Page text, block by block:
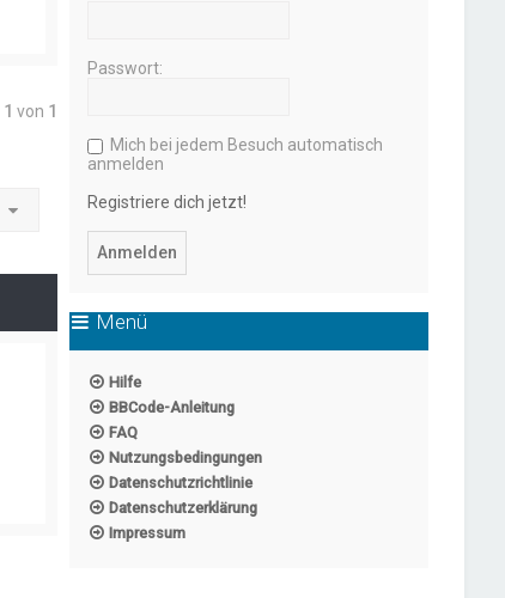
1 von 1
Passwort:
Mich bei jedem Besuch automatisch
anmelden
Registriere dich jetzt!
Menü
Hilfe
BBCode-Anleitung
FAQ
Nutzungsbedingungen
Datenschutzrichtlinie
Datenschutzerklärung
Impressum